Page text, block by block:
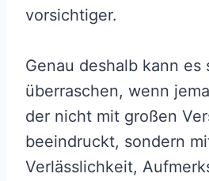
vorsichtiger.
Genau deshalb kann es
überraschen, wenn
der nicht mit großen
beeindruckt, sondern
Verlässlichkeit,